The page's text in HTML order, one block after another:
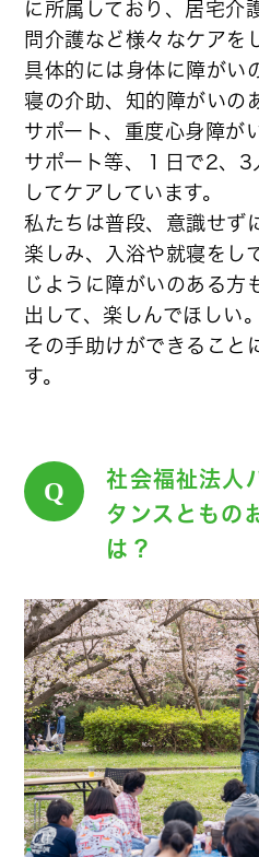
に所属しており、居宅介
問介護など様々なケアを
具体的には身体に障がい
寝の介助、知的障がいの
サポート、重度心身障が
サポート等、１日で2、3
してケアしています。
私たちは普段、意識せず
楽しみ、入浴や就寝をし
じように障がいのある方
出して、楽しんでほしい。
その手助けができること
す。
Q
社会福祉法人
タンスともの
は？